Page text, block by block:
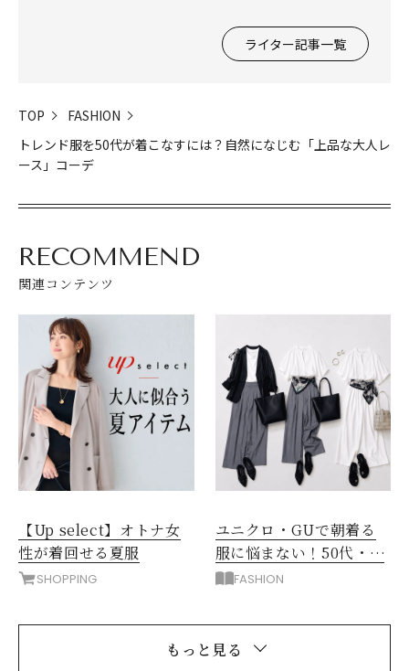
ライター記事一覧
TOP
FASHION
トレンド服を50代が着こなすには？自然になじむ「上品な大人レ
ース」コーデ
RECOMMEND
関連コンテンツ
【Up select】オトナ女
性が着回せる夏服
SHOPPING
ユニクロ・GUで朝着る
服に悩まない！50代・上
品シンプル派の1週間着回
FASHION
もっと見る